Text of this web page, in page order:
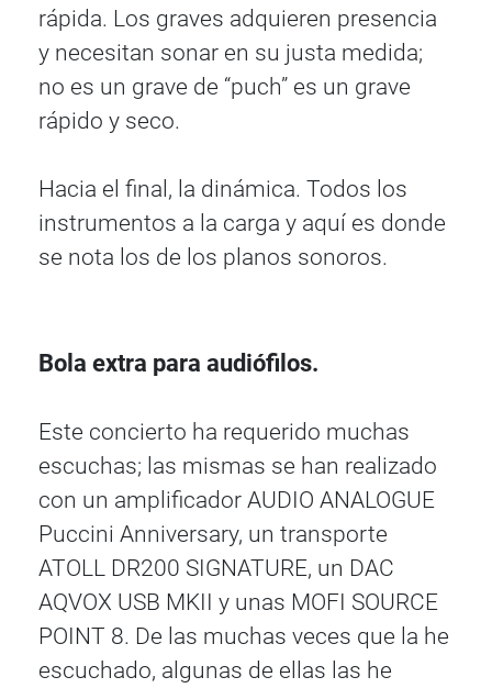
rápida. Los graves adquieren presencia
y necesitan sonar en su justa medida;
no es un grave de “puch” es un grave
rápido y seco.
Hacia el final, la dinámica. Todos los
instrumentos a la carga y aquí es donde
se nota los de los planos sonoros.
Bola extra para audiófilos.
Este concierto ha requerido muchas
escuchas; las mismas se han realizado
con un amplificador AUDIO ANALOGUE
Puccini Anniversary, un transporte
ATOLL DR200 SIGNATURE, un DAC
AQVOX USB MKII y unas MOFI SOURCE
POINT 8. De las muchas veces que la he
escuchado, algunas de ellas las he